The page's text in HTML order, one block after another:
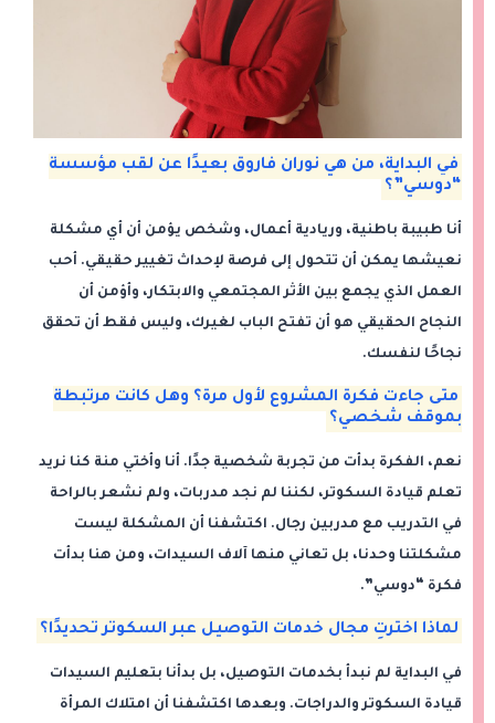
في البداية، من هي نوران فاروق بعيدًا عن لقب مؤسسة
“دوسي”؟
أنا طبيبة باطنية، وريادية أعمال، وشخص يؤمن أن أي مشكلة
نعيشها يمكن أن تتحول إلى فرصة لإحداث تغيير حقيقي. أحب
العمل الذي يجمع بين الأثر المجتمعي والابتكار، وأؤمن أن
النجاح الحقيقي هو أن تفتح الباب لغيرك، وليس فقط أن تحقق
نجاحًا لنفسك.
متى جاءت فكرة المشروع لأول مرة؟ وهل كانت مرتبطة
بموقف شخصي؟
نعم، الفكرة بدأت من تجربة شخصية جدًا. أنا وأختي منة كنا نريد
تعلم قيادة السكوتر، لكننا لم نجد مدربات، ولم نشعر بالراحة
في التدريب مع مدربين رجال. اكتشفنا أن المشكلة ليست
مشكلتنا وحدنا، بل تعاني منها آلاف السيدات، ومن هنا بدأت
فكرة “دوسي”.
لماذا اخترتِ مجال خدمات التوصيل عبر السكوتر تحديدًا؟
في البداية لم نبدأ بخدمات التوصيل، بل بدأنا بتعليم السيدات
قيادة السكوتر والدراجات. وبعدها اكتشفنا أن امتلاك المرأة